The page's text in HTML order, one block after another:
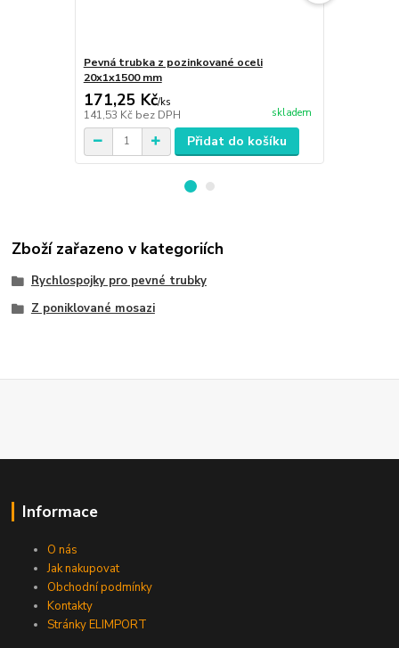
Pevná trubka z pozinkované oceli
20x1x1500 mm
171,25 Kč/ks
141,53 Kč bez DPH skladem
Přidat do košíku
Zboží zařazeno v kategoriích
Rychlospojky pro pevné trubky
Z poniklované mosazi
Informace
O nás
Jak nakupovat
Obchodní podmínky
Kontakty
Stránky ELIMPORT